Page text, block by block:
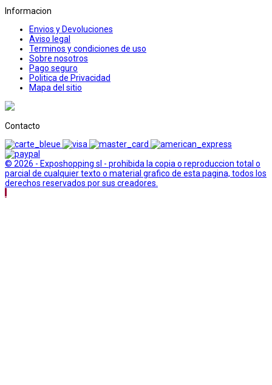
Informacion
Envios y Devoluciones
Aviso legal
Terminos y condiciones de uso
Sobre nosotros
Pago seguro
Politica de Privacidad
Mapa del sitio
Contacto
© 2026 - Exposhopping sl - prohibida la copia o reproduccion total o
parcial de cualquier texto o material grafico de esta pagina, todos los
derechos reservados por sus creadores.